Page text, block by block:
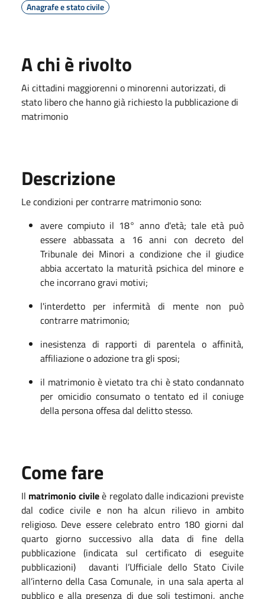
Anagrafe e stato civile
A chi è rivolto
Ai cittadini maggiorenni o minorenni autorizzati, di
stato libero che hanno già richiesto la pubblicazione di
matrimonio
Descrizione
Le condizioni per contrarre matrimonio sono:
avere compiuto il 18° anno d'età; tale età può
essere abbassata a 16 anni con decreto del
Tribunale dei Minori a condizione che il giudice
abbia accertato la maturità psichica del minore e
che incorrano gravi motivi;
l'interdetto per infermità di mente non può
contrarre matrimonio;
inesistenza di rapporti di parentela o affinità,
affiliazione o adozione tra gli sposi;
il matrimonio è vietato tra chi è stato condannato
per omicidio consumato o tentato ed il coniuge
della persona offesa dal delitto stesso.
Come fare
Il matrimonio civileè regolato dalle indicazioni previste
dal codice civile e non ha alcun rilievo in ambito
religioso. Deve essere celebrato entro 180 giorni dal
quarto giorno successivo alla data di fine della
pubblicazione (indicata sul certificato di eseguite
pubblicazioni) davanti l’Ufficiale dello Stato Civile
all’interno della Casa Comunale, in una sala aperta al
pubblico e alla presenza di due soli testimoni, anche